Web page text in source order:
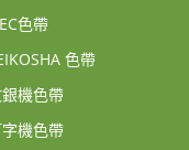
色帶
色帶
機色帶
機色帶